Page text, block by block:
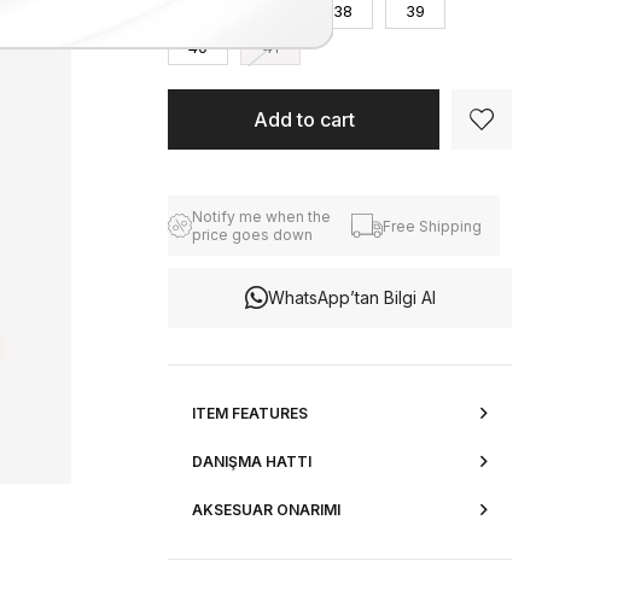
38
39
40
41
Notify me when the
price goes down
Free Shipping
WhatsApp’tan Bilgi Al
ITEM FEATURES
DANIŞMA HATTI
AKSESUAR ONARIMI